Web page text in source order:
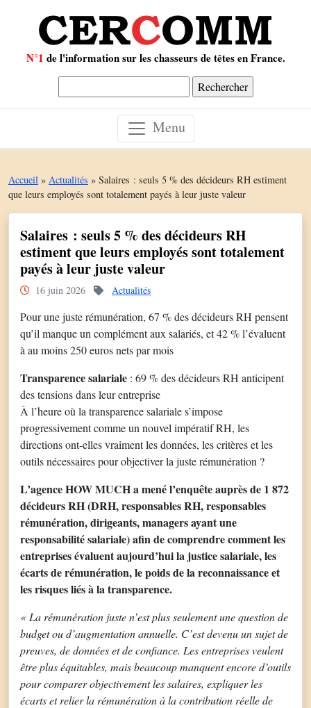
N°1 de l'information sur les chasseurs de têtes en France.
Menu
Accueil » Actualités » Salaires : seuls 5 % des décideurs RH estiment
que leurs employés sont totalement payés à leur juste valeur
Salaires : seuls 5 % des décideurs RH
estiment que leurs employés sont totalement
payés à leur juste valeur
16 juin 2026 Actualités
Pour une juste rémunération, 67 % des décideurs RH pensent
qu’il manque un complément aux salariés, et 42 % l’évaluent
à au moins 250 euros nets par mois
Transparence salariale : 69 % des décideurs RH anticipent
des tensions dans leur entreprise
À l’heure où la transparence salariale s’impose
progressivement comme un nouvel impératif RH, les
directions ont-elles vraiment les données, les critères et les
outils nécessaires pour objectiver la juste rémunération ?
L’agence HOW MUCH a mené l’enquête auprès de 1 872
décideurs RH (DRH, responsables RH, responsables
rémunération, dirigeants, managers ayant une
responsabilité salariale) afin de comprendre comment les
entreprises évaluent aujourd’hui la justice salariale, les
écarts de rémunération, le poids de la reconnaissance et
les risques liés à la transparence.
« La rémunération juste n’est plus seulement une question de
budget ou d’augmentation annuelle. C’est devenu un sujet de
preuves, de données et de confiance. Les entreprises veulent
être plus équitables, mais beaucoup manquent encore d’outils
pour comparer objectivement les salaires, expliquer les
écarts et relier la rémunération à la contribution réelle de